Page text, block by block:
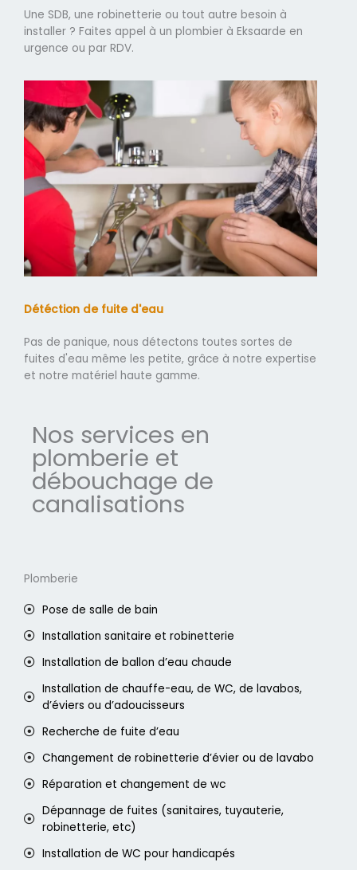
Une SDB, une robinetterie ou tout autre besoin à
installer ? Faites appel à un plombier à Eksaarde en
urgence ou par RDV.
Détéction de fuite d'eau
Pas de panique, nous détectons toutes sortes de
fuites d'eau même les petite, grâce à notre expertise
et notre matériel haute gamme.
Nos services en
plomberie et
débouchage de
canalisations
Plomberie
Pose de salle de bain
Installation sanitaire et robinetterie
Installation de ballon d’eau chaude
Installation de chauffe-eau, de WC, de lavabos,
d’éviers ou d’adoucisseurs
Recherche de fuite d’eau
Changement de robinetterie d’évier ou de lavabo
Réparation et changement de wc
Dépannage de fuites (sanitaires, tuyauterie,
robinetterie, etc)
Installation de WC pour handicapés